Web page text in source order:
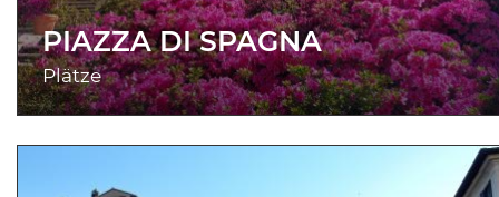
PIAZZA DI SPAGNA
Plätze